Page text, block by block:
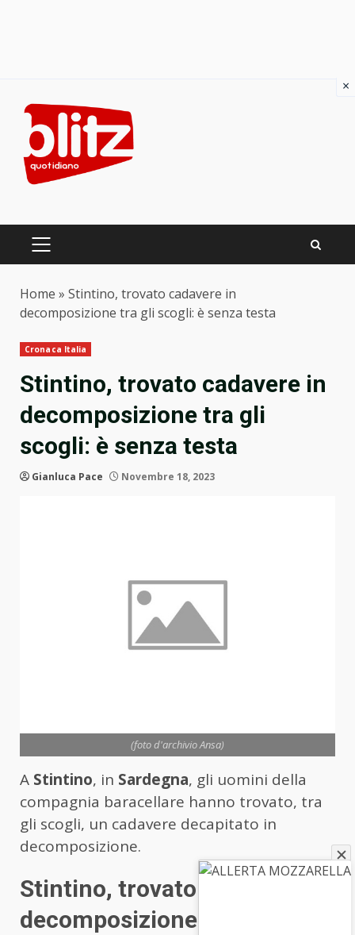
content
PRIMARY
Home » Stintino, trovato cadavere in
decomposizione tra gli scogli: è senza testa
Cronaca Italia
Stintino, trovato cadavere in
decomposizione tra gli
scogli: è senza testa
Gianluca Pace Novembre 18, 2023
(foto d'archivio Ansa)
A Stintino, in Sardegna, gli uomini della
compagnia baracellare hanno trovato, tra
gli scogli, un cadavere decapitato in
decomposizione.
Stintino, trovato cadavere in
decomposizione tra gli
×